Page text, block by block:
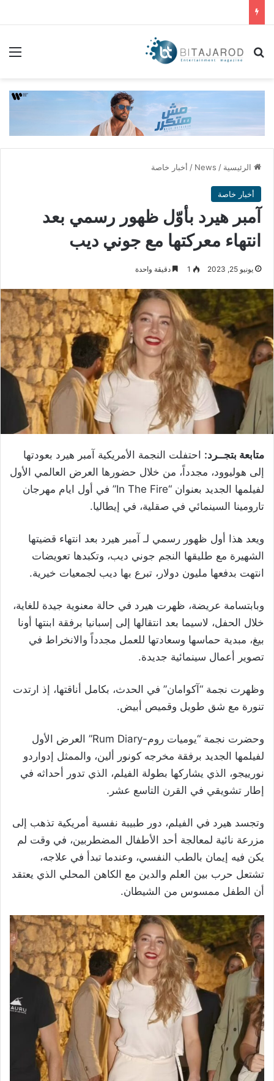
بحث عن
الرئيسية /
News
/ أخبار خاصة
أخبار خاصة
آمبر هيرد بأوّل ظهور رسمي بعد
انتهاء معركتها مع جوني ديب
يونيو 25, 2023 1 دقيقة واحدة
متابعة بتجــرد: احتفلت النجمة الأمريكية آمبر هيرد بعودتها
إلى هوليوود، مجدداً، من خلال حضورها العرض العالمي الأول
لفيلمها الجديد بعنوان “In The Fire” في أول ايام مهرجان
تارومينا السينمائي في صقلية، في إيطاليا.
ويعد هذا أول ظهور رسمي لـ آمبر هيرد بعد انتهاء قضيتها
الشهيرة مع طليقها النجم جوني ديب، وتكبدها تعويضات
انتهت بدفعها مليون دولار، تبرع بها ديب لجمعيات خيرية.
وبابتسامة عريضة، ظهرت هيرد في حالة معنوية جيدة للغاية،
خلال الحفل، لاسيما بعد انتقالها إلى إسبانيا برفقة ابنتها أونا
بيغ، مبدية حماسها وسعادتها للعمل مجدداً والانخراط في
تصوير أعمال سينمائية جديدة.
وظهرت نجمة “آكوامان” في الحدث، بكامل أناقتها، إذ ارتدت
تنورة مع شق طويل وقميص أبيض.
وحضرت نجمة “يوميات روم-Rum Diary” العرض الأول
لفيلمها الجديد برفقة مخرجه كونور ألين، والممثل إدواردو
نورييجو، الذي يشاركها بطولة الفيلم، الذي تدور أحداثه في
إطار تشويقي في القرن التاسع عشر.
وتجسد هيرد في الفيلم، دور طبيبة نفسية أمريكية تذهب إلى
مزرعة نائية لمعالجة أحد الأطفال المضطربين، في وقت لم
يكن فيه إيمان بالطب النفسي، وعندما تبدأ في علاجه،
تشتعل حرب بين العلم والدين مع الكاهن المحلي الذي يعتقد
أن الطفل ممسوس من الشيطان.